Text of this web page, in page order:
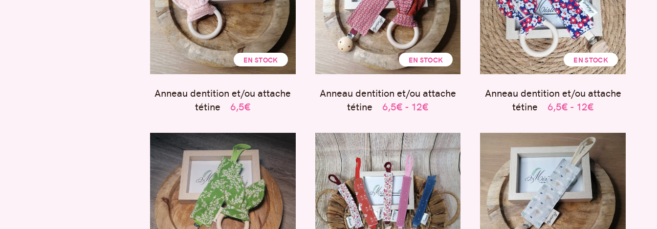
EN STOCK
Anneau dentition et/ou attache
tétine
6,5€
EN STOCK
Anneau dentition et/ou attache
tétine
6,5€ - 12€
EN STOCK
Anneau dentition et/ou attache
tétine
6,5€ - 12€